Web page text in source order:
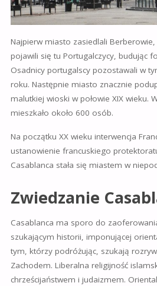
Najpierw miasto zasiedlali Berberowie,
pojawili się tu Portugalczycy, budując
Osadnicy portugalscy pozostawali w
roku. Następnie miasto znacznie
malutkiej wioski w połowie XIX wieku.
mieszkało około 600 osób.
Na początku XX wieku interwencja
ustanowienie francuskiego
Casablanca stała się miastem w
Zwiedzanie
Casablanca ma sporo do
szukającym historii, imponującej
tym, którzy podróżując, szukają
Zachodem. Liberalna religijność
chrześcijaństwem i judaizmem.